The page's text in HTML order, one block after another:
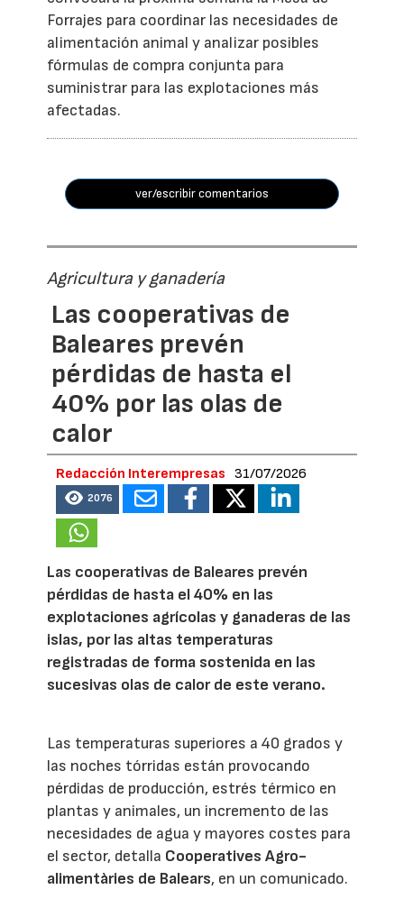
Forrajes para coordinar las necesidades de
alimentación animal y analizar posibles
fórmulas de compra conjunta para
suministrar para las explotaciones más
afectadas.
ver/escribir comentarios
Agricultura y ganadería
Las cooperativas de
Baleares prevén
pérdidas de hasta el
40% por las olas de
calor
Redacción Interempresas 31/07/2026
2076
Las cooperativas de Baleares prevén
pérdidas de hasta el 40% en las
explotaciones agrícolas y ganaderas de las
islas, por las altas temperaturas
registradas de forma sostenida en las
sucesivas olas de calor de este verano.
Las temperaturas superiores a 40 grados y
las noches tórridas están provocando
pérdidas de producción, estrés térmico en
plantas y animales, un incremento de las
necesidades de agua y mayores costes para
el sector, detalla Cooperatives Agro-
alimentàries de Balears, en un comunicado.